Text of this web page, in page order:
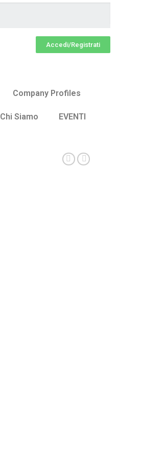
Accedi/Registrati
Company Profiles
Chi Siamo EVENTI